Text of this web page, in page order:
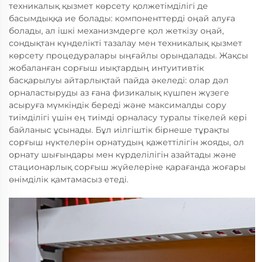
техникалық қызмет көрсету қолжетімділігі де
басымдыққа ие болады: компоненттерді оңай алуға
болады, ал ішкі механизмдерге қол жеткізу оңай,
сондықтан күнделікті тазалау мен техникалық қызмет
көрсету процедуралары ыңғайлы орындалады. Жақсы
жобаланған сорғыш иықтардың интуитивтік
басқарылуы айтарлықтай пайда әкеледі: олар дәл
орналастыруды аз ғана физикалық күшпен жүзеге
асыруға мүмкіндік береді және максималды сору
тиімділігі үшін ең тиімді орналасу туралы тікелей кері
байланыс ұсынады. Бұл иілгіштік бірнеше тұрақты
сорғыш нүктелерін орнатудың қажеттілігін жояды, ол
орнату шығындары мен күрделілігін азайтады және
стационарлық сорғыш жүйелеріне қарағанда жоғары
өнімділік қамтамасыз етеді.